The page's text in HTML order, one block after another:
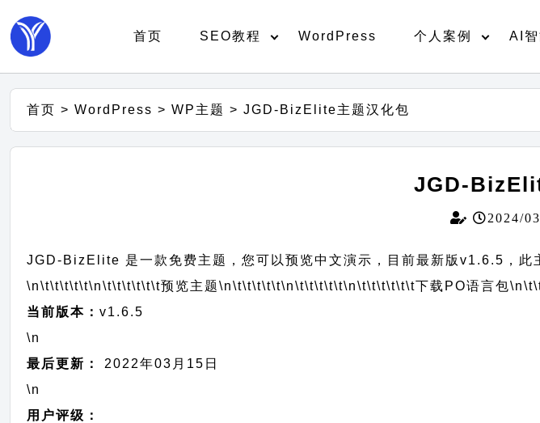
首页 SEO教程 WordPress 个人案例 AI
首页 >WordPress >WP主题 >JGD-BizElite主题汉化包
JGD-
2024/
JGD-BizElite 是一款免费主题，您可以预览中文演示，目前最新版v1.6.5，此
\n\t\t\t\t\t\n\t\t\t\t\t\t预览主题\n\t\t\t\t\t\n\t\t\t\t\t\n\t\t\t\t\t\t下载PO语言包
当前版本：v1.6.5
\n
最后更新：
2022年03月15日
\n
用户评级：